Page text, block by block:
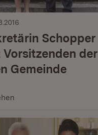
Schopper
der
Gemeinde